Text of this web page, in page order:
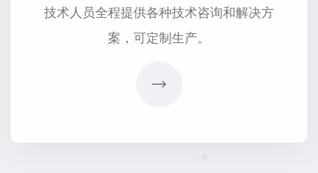
技术人员全程提供各种技术咨询和解决方
案，可定制生产。